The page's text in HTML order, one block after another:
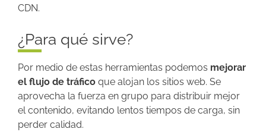
CDN.
¿Para qué sirve?
Por medio de estas herramientas podemos mejorar
el flujo de tráfico que alojan los sitios web. Se
aprovecha la fuerza en grupo para distribuir mejor
el contenido, evitando lentos tiempos de carga, sin
perder calidad.